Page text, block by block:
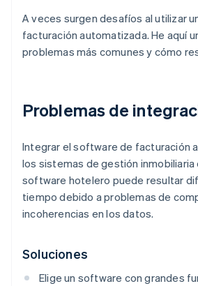
A veces surgen desafíos al utilizar
facturación automatizada. He aquí
problemas más comunes y cómo
Problemas de
Integrar el software de facturación
los sistemas de gestión
software hotelero puede resultar
tiempo debido a problemas de
incoherencias en los datos.
Soluciones
Elige un software con grandes